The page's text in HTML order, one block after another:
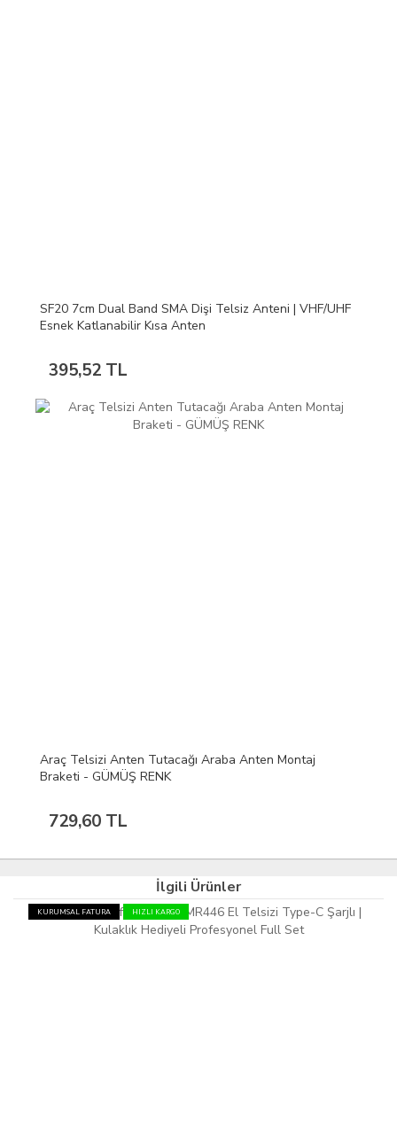
SF20 7cm Dual Band SMA Dişi Telsiz Anteni | VHF/UHF
Esnek Katlanabilir Kısa Anten
395,52 TL
Araç Telsizi Anten Tutacağı Araba Anten Montaj
Braketi - GÜMÜŞ RENK
729,60 TL
İlgili Ürünler
KURUMSAL FATURA HIZLI KARGO